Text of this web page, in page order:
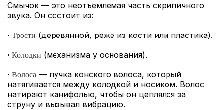
Смычок — это неотъемлемая часть скрипичного
звука. Он состоит из:
· Трости (деревянной, реже из кости или пластика).
· Колодки (механизма у основания).
· Волоса — пучка конского волоса, который
натягивается между колодкой и носиком. Волос
натирают канифолью, чтобы он цеплялся за
струну и вызывал вибрацию.